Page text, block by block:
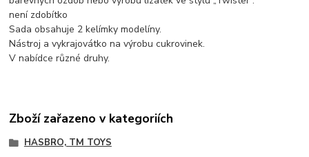
není zdobítko
Sada obsahuje 2 kelímky modelíny.
Nástroj a vykrajovátko na výrobu cukrovinek.
V nabídce různé druhy.
Zboží zařazeno v kategoriích
HASBRO, TM TOYS